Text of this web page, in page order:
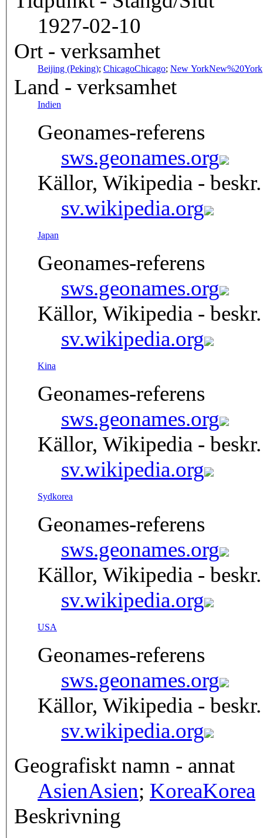
1927-02-10
Ort - verksamhet
Beijing (Peking); ChicagoChicago; New YorkNew%20York
Land - verksamhet
Indien
Geonames-referens
sws.geonames.org
Källor, Wikipedia -
sv.wikipedia.org
Japan
Geonames-referens
sws.geonames.org
Källor, Wikipedia -
sv.wikipedia.org
Kina
Geonames-referens
sws.geonames.org
Källor, Wikipedia -
sv.wikipedia.org
Sydkorea
Geonames-referens
sws.geonames.org
Källor, Wikipedia -
sv.wikipedia.org
USA
Geonames-referens
sws.geonames.org
Källor, Wikipedia -
sv.wikipedia.org
Geografiskt namn - annat
AsienAsien; KoreaKorea
Beskrivning